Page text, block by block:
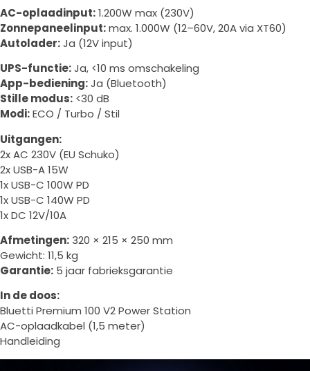
AC-oplaadinput:1.200W max (230V)
Zonnepaneelinput:max. 1.000W (12–60V, 20A via XT60)
Autolader:Ja (12V input)
UPS-functie:Ja, <10 ms omschakeling
App-bediening:Ja (Bluetooth)
Stille modus: <30 dB
Modi:ECO / Turbo / Stil
Uitgangen:
2x AC 230V (EU Schuko)
2x USB-A 15W
1x USB-C 100W PD
1x USB-C 140W PD
1x DC 12V/10A
Afmetingen:320 × 215 × 250 mm
Gewicht: 11,5 kg
Garantie: 5 jaar fabrieksgarantie
In de doos:
Bluetti Premium 100 V2 Power Station
AC-oplaadkabel (1,5 meter)
Handleiding